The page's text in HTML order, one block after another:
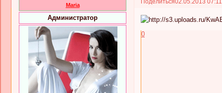
Поделиться02.05.2013
Maria
Администратор
0